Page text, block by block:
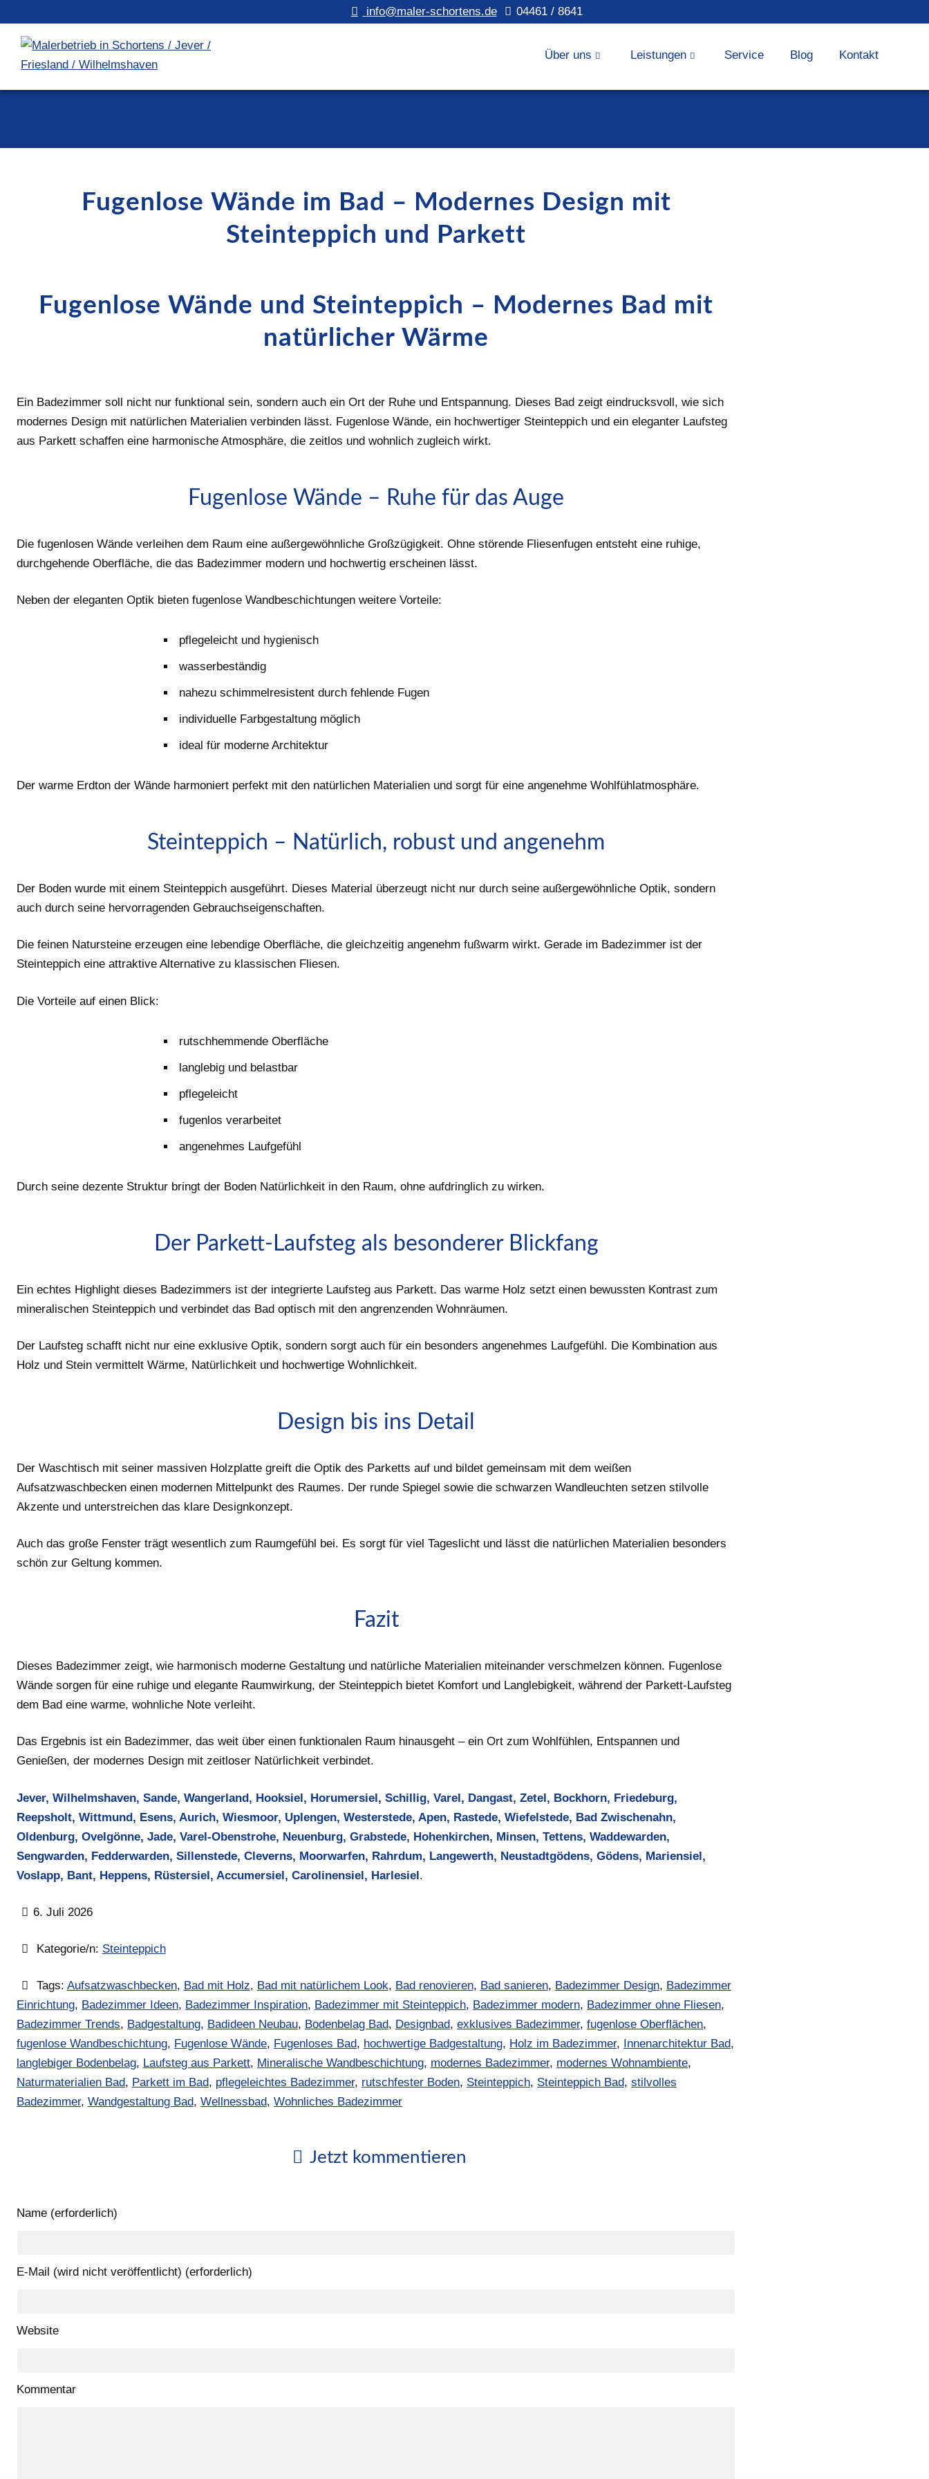
info@maler-schortens.de 04461 / 8641
Über uns Leistungen Service Blog Kontakt
Fugenlose Wände im Bad – Modernes Design mit
Steinteppich und Parkett
Fugenlose Wände und Steinteppich – Modernes Bad mit
natürlicher Wärme
Ein Badezimmer soll nicht nur funktional sein, sondern auch ein Ort der Ruhe und Entspannung. Dieses Bad zeigt eindrucksvoll, wie sich
modernes Design mit natürlichen Materialien verbinden lässt. Fugenlose Wände, ein hochwertiger Steinteppich und ein eleganter Laufsteg
aus Parkett schaffen eine harmonische Atmosphäre, die zeitlos und wohnlich zugleich wirkt.
Fugenlose Wände – Ruhe für das Auge
Die fugenlosen Wände verleihen dem Raum eine außergewöhnliche Großzügigkeit. Ohne störende Fliesenfugen entsteht eine ruhige,
durchgehende Oberfläche, die das Badezimmer modern und hochwertig erscheinen lässt.
Neben der eleganten Optik bieten fugenlose Wandbeschichtungen weitere Vorteile:
pflegeleicht und hygienisch
wasserbeständig
nahezu schimmelresistent durch fehlende Fugen
individuelle Farbgestaltung möglich
ideal für moderne Architektur
Der warme Erdton der Wände harmoniert perfekt mit den natürlichen Materialien und sorgt für eine angenehme Wohlfühlatmosphäre.
Steinteppich – Natürlich, robust und angenehm
Der Boden wurde mit einem Steinteppich ausgeführt. Dieses Material überzeugt nicht nur durch seine außergewöhnliche Optik, sondern
auch durch seine hervorragenden Gebrauchseigenschaften.
Die feinen Natursteine erzeugen eine lebendige Oberfläche, die gleichzeitig angenehm fußwarm wirkt. Gerade im Badezimmer ist der
Steinteppich eine attraktive Alternative zu klassischen Fliesen.
Die Vorteile auf einen Blick:
rutschhemmende Oberfläche
langlebig und belastbar
pflegeleicht
fugenlos verarbeitet
angenehmes Laufgefühl
Durch seine dezente Struktur bringt der Boden Natürlichkeit in den Raum, ohne aufdringlich zu wirken.
Der Parkett-Laufsteg als besonderer Blickfang
Ein echtes Highlight dieses Badezimmers ist der integrierte Laufsteg aus Parkett. Das warme Holz setzt einen bewussten Kontrast zum
mineralischen Steinteppich und verbindet das Bad optisch mit den angrenzenden Wohnräumen.
Der Laufsteg schafft nicht nur eine exklusive Optik, sondern sorgt auch für ein besonders angenehmes Laufgefühl. Die Kombination aus
Holz und Stein vermittelt Wärme, Natürlichkeit und hochwertige Wohnlichkeit.
Design bis ins Detail
Der Waschtisch mit seiner massiven Holzplatte greift die Optik des Parketts auf und bildet gemeinsam mit dem weißen
Aufsatzwaschbecken einen modernen Mittelpunkt des Raumes. Der runde Spiegel sowie die schwarzen Wandleuchten setzen stilvolle
Akzente und unterstreichen das klare Designkonzept.
Auch das große Fenster trägt wesentlich zum Raumgefühl bei. Es sorgt für viel Tageslicht und lässt die natürlichen Materialien besonders
schön zur Geltung kommen.
Fazit
Dieses Badezimmer zeigt, wie harmonisch moderne Gestaltung und natürliche Materialien miteinander verschmelzen können. Fugenlose
Wände sorgen für eine ruhige und elegante Raumwirkung, der Steinteppich bietet Komfort und Langlebigkeit, während der Parkett-Laufsteg
dem Bad eine warme, wohnliche Note verleiht.
Das Ergebnis ist ein Badezimmer, das weit über einen funktionalen Raum hinausgeht – ein Ort zum Wohlfühlen, Entspannen und
Genießen, der modernes Design mit zeitloser Natürlichkeit verbindet.
Jever, Wilhelmshaven, Sande, Wangerland, Hooksiel, Horumersiel, Schillig, Varel, Dangast, Zetel, Bockhorn, Friedeburg,
Reepsholt, Wittmund, Esens, Aurich, Wiesmoor, Uplengen, Westerstede, Apen, Rastede, Wiefelstede, Bad Zwischenahn,
Oldenburg, Ovelgönne, Jade, Varel-Obenstrohe, Neuenburg, Grabstede, Hohenkirchen, Minsen, Tettens, Waddewarden,
Sengwarden, Fedderwarden, Sillenstede, Cleverns, Moorwarfen, Rahrdum, Langewerth, Neustadtgödens, Gödens, Mariensiel,
Voslapp, Bant, Heppens, Rüstersiel, Accumersiel, Carolinensiel, Harlesiel.
6. Juli 2026
Kategorie/n: Steinteppich
Tags: Aufsatzwaschbecken, Bad mit Holz, Bad mit natürlichem Look, Bad renovieren, Bad sanieren, Badezimmer Design, Badezimmer
Einrichtung, Badezimmer Ideen, Badezimmer Inspiration, Badezimmer mit Steinteppich, Badezimmer modern, Badezimmer ohne Fliesen,
Badezimmer Trends, Badgestaltung, Badideen Neubau, Bodenbelag Bad, Designbad, exklusives Badezimmer, fugenlose Oberflächen,
fugenlose Wandbeschichtung, Fugenlose Wände, Fugenloses Bad, hochwertige Badgestaltung, Holz im Badezimmer, Innenarchitektur Bad,
langlebiger Bodenbelag, Laufsteg aus Parkett, Mineralische Wandbeschichtung, modernes Badezimmer, modernes Wohnambiente,
Naturmaterialien Bad, Parkett im Bad, pflegeleichtes Badezimmer, rutschfester Boden, Steinteppich, Steinteppich Bad, stilvolles
Badezimmer, Wandgestaltung Bad, Wellnessbad, Wohnliches Badezimmer
Jetzt kommentieren
Name (erforderlich)
E-Mail (wird nicht veröffentlicht) (erforderlich)
Website
Kommentar